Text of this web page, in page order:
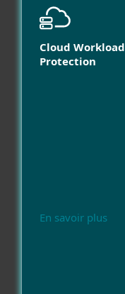
Cloud Workload
Protection
En savoir plus